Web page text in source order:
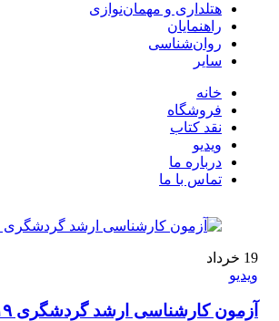
هتلداری و مهمان‌نوازی
راهنمایان
روان‌شناسی
سایر
خانه
فروشگاه
نقد کتاب
ویدیو
درباره‌ ما
تماس با ما
19 خرداد
ویدیو
آزمون کارشناسی ارشد گردشگری ۱۹-۱۸ تیرماه ۱۴۰۵